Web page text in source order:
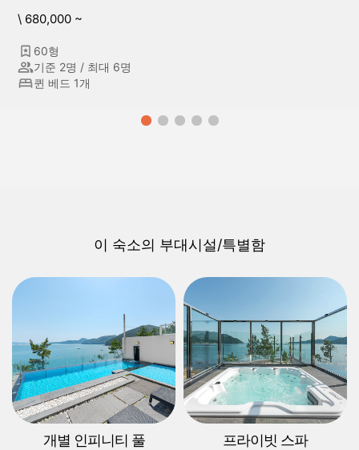
\ 680,000 ~
60형
기준 2명 / 최대 6명
퀸 베드 1개
이 숙소의 부대시설/특별함
개별 인피니티 풀 프라이빗 스파